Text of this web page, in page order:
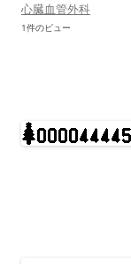
心臓血管外科
1件のビュー